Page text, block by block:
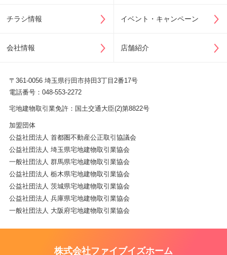
チラシ情報 イベント・キャンペーン
会社情報 店舗紹介
〒361-0056 埼玉県行田市持田3丁目2番17号
電話番号：048-553-2272
宅地建物取引業免許：国土交通大臣(2)第8822号
加盟団体
公益社団法人 首都圏不動産公正取引協議会
公益社団法人 埼玉県宅地建物取引業協会
一般社団法人 群馬県宅地建物取引業協会
公益社団法人 栃木県宅地建物取引業協会
公益社団法人 茨城県宅地建物取引業協会
公益社団法人 兵庫県宅地建物取引業協会
一般社団法人 大阪府宅地建物取引業協会
株式会社ファイブイズホーム